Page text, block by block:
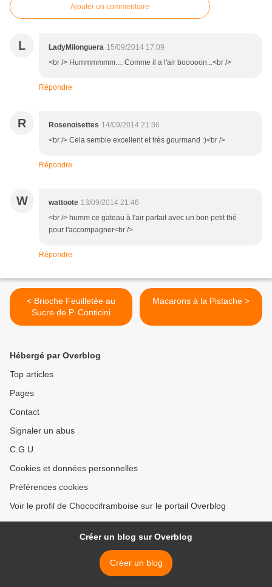
Ajouter un commentaire
L LadyMilonguera 15/09/2014 17:09
<br /> Hummmmmm.... Comme il a l'air booooon...<br />
Répondre
R Rosenoisettes 14/09/2014 21:36
<br /> Cela semble excellent et très gourmand :)<br />
Répondre
W wattoote 13/09/2014 21:46
<br /> humm ce gateau à l'air parfait avec un bon petit thé
pour l'accompagner<br />
Répondre
< Brioche Feuilletée au
Sucre de P. Conticini
Macarons à la Pistache >
Hébergé par Overblog
Top articles
Pages
Contact
Signaler un abus
C.G.U.
Cookies et données personnelles
Préférences cookies
Voir le profil de Chocociframboise sur le portail Overblog
Créer un blog sur Overblog
Créer un blog